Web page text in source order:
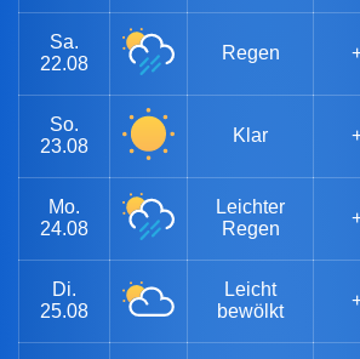
Sa.
22.08
Regen
So.
23.08
Klar
Mo.
24.08
Leichter
Regen
Di.
25.08
Leicht
bewölkt